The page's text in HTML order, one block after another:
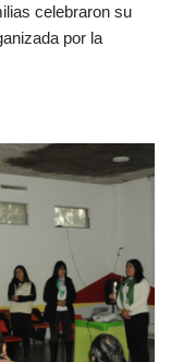
celebraron su
por la